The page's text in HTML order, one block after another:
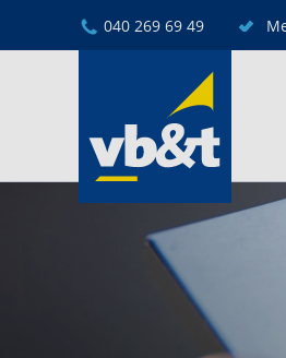
040 269 69 49